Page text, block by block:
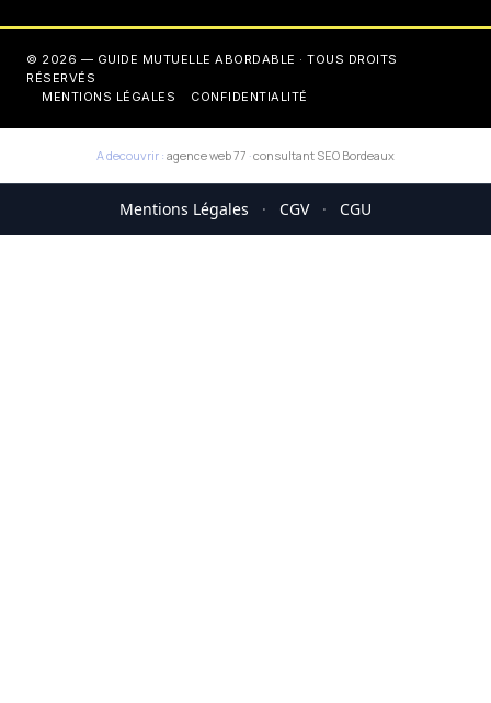
© 2026 — GUIDE MUTUELLE ABORDABLE · TOUS DROITS
RÉSERVÉS
MENTIONS LÉGALES
CONFIDENTIALITÉ
A decouvrir : agence web 77 ·consultant SEO Bordeaux
Mentions Légales · CGV · CGU